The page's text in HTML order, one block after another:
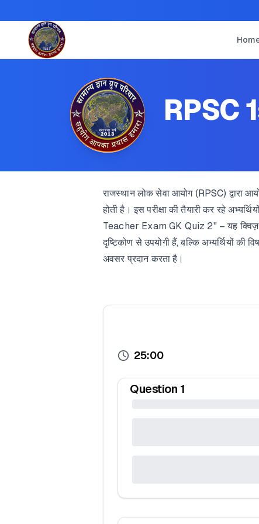
RPSC
राजस्थान लोक सेवा आयोग (RPSC) द्वारा
होती है। इस परीक्षा की तैयारी कर रहे
Teacher Exam GK Quiz 2" – यह क्विज़
दृष्टिकोण से उपयोगी हैं, बल्कि अभ्यर्थियों
अवसर प्रदान करता है।
25:00
Question 1